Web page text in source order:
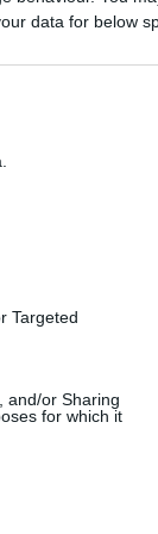
data for below
Targeted
and/or Sharing
for which it